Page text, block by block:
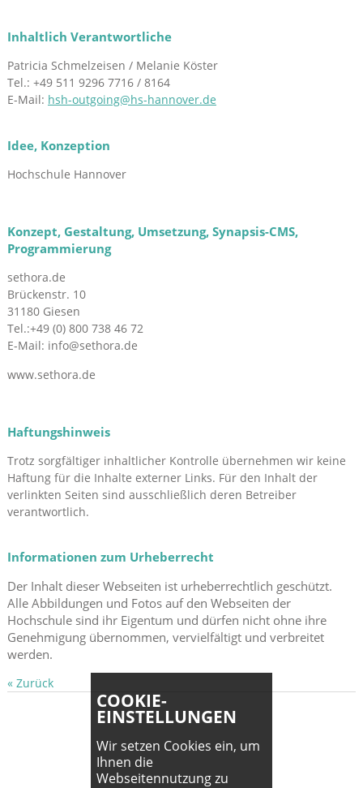
Inhaltlich Verantwortliche
Patricia Schmelzeisen / Melanie Köster
Tel.: +49 511 9296 7716 / 8164
E-Mail: hsh-outgoing@hs-hannover.de
Idee, Konzeption
Hochschule Hannover
Konzept, Gestaltung, Umsetzung, Synapsis-CMS,
Programmierung
sethora.de
Brückenstr. 10
31180 Giesen
Tel.:+49 (0) 800 738 46 72
E-Mail: info@sethora.de
www.sethora.de
Haftungshinweis
Trotz sorgfältiger inhaltlicher Kontrolle übernehmen wir keine
Haftung für die Inhalte externer Links. Für den Inhalt der
verlinkten Seiten sind ausschließlich deren Betreiber
verantwortlich.
Informationen zum Urheberrecht
Der Inhalt dieser Webseiten ist urheberrechtlich geschützt.
Alle Abbildungen und Fotos auf den Webseiten der
Hochschule sind ihr Eigentum und dürfen nicht ohne ihre
Genehmigung übernommen, vervielfältigt und verbreitet
werden.
« Zurück
COOKIE-
EINSTELLUNGEN
Wir setzen Cookies ein, um
Ihnen die
Webseitennutzung zu